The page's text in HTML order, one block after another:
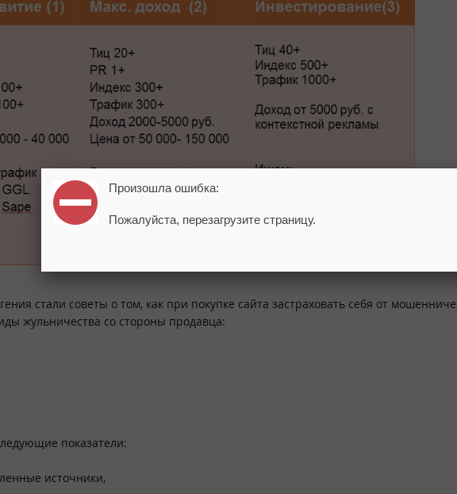
стали советы о том, как при покупке сайта застраховать себя от
жульничества со стороны продавца:
показатели:
источники,
Произошла ошибка:
Пожалуйста, перезагрузите страницу.